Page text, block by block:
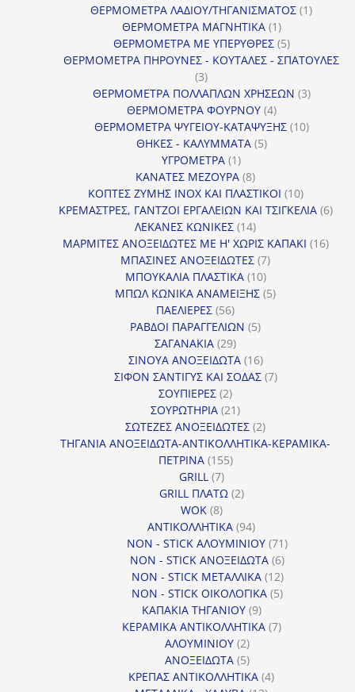
προϊόντα
ΘΕΡΜΟΜΕΤΡΑ ΛΑΔΙΟΥ/ΤΗΓΑΝΙΣΜΑΤΟΣ 11
ΘΕΡΜΟΜΕΤΡΑ ΜΑΓΝΗΤΙΚΑ 11
προϊόν
ΘΕΡΜΟΜΕΤΡΑ ΜΕ ΥΠΕΡΥΘΡΕΣ 55
προϊόντα
ΘΕΡΜΟΜΕΤΡΑ ΠΗΡΟΥΝΕΣ - ΚΟΥΤΑΛΕΣ - ΣΠΑΤΟΥΛΕΣ
33
προϊόντα
ΘΕΡΜΟΜΕΤΡΑ ΠΟΛΛΑΠΛΩΝ ΧΡΗΣΕΩΝ 33
ΘΕΡΜΟΜΕΤΡΑ ΦΟΥΡΝΟΥ 44
προϊόντα
ΘΕΡΜΟΜΕΤΡΑ ΨΥΓΕΙΟΥ-ΚΑΤΑΨΥΞΗΣ 1010
ΘΗΚΕΣ - ΚΑΛΥΜΜΑΤΑ 55
ΥΓΡΟΜΕΤΡΑ 11
προϊόν
ΚΑΝΑΤΕΣ ΜΕΖΟΥΡΑ 88
προϊόντα
ΚΟΠΤΕΣ ΖΥΜΗΣ INOX ΚΑΙ ΠΛΑΣΤΙΚΟΙ 1010
προϊόντα
ΚΡΕΜΑΣΤΡΕΣ, ΓΑΝΤΖΟΙ ΕΡΓΑΛΕΙΩΝ ΚΑΙ ΤΣΙΓΚΕΛΙΑ 66
ΛΕΚΑΝΕΣ ΚΩΝΙΚΕΣ 1414
προϊόντα
ΜΑΡΜΙΤΕΣ ΑΝΟΞΕΙΔΩΤΕΣ ΜΕ Η' ΧΩΡΙΣ ΚΑΠΑΚΙ 1616
ΜΠΑΣΙΝΕΣ ΑΝΟΞΕΙΔΩΤΕΣ 77
ΜΠΟΥΚΑΛΙΑ ΠΛΑΣΤΙΚΑ 1010
προϊόντα
ΜΠΩΛ ΚΩΝΙΚΑ ΑΝΑΜΕΙΞΗΣ 55
ΠΑΕΛΙΕΡΕΣ 5656
προϊόντα
ΡΑΒΔΟΙ ΠΑΡΑΓΓΕΛΙΩΝ 55
ΣΑΓΑΝΑΚΙΑ 2929
προϊόντα
ΣΙΝΟΥΑ ΑΝΟΞΕΙΔΩΤΑ 1616
προϊόντα
ΣΙΦΟΝ ΣΑΝΤΙΓΥΣ ΚΑΙ ΣΟΔΑΣ 77
ΣΟΥΠΙΕΡΕΣ 22
προϊόντα
ΣΟΥΡΩΤΗΡΙΑ 2121
προϊόντα
ΣΩΤΕΖΕΣ ΑΝΟΞΕΙΔΩΤΕΣ 22
προϊόντα
ΤΗΓΑΝΙΑ ΑΝΟΞΕΙΔΩΤΑ-ΑΝΤΙΚΟΛΛΗΤΙΚΑ-ΚΕΡΑΜΙΚΑ-
ΠΕΤΡΙΝΑ 155155
GRILL 77
προϊόντα
GRILL ΠΛΑΤΩ 22
WOK 88
προϊόντα
ΑΝΤΙΚΟΛΛΗΤΙΚΑ 9494
προϊόντα
NON - STICK ΑΛΟΥΜΙΝΙΟΥ 7171
προϊόντα
NON - STICK ΑΝΟΞΕΙΔΩΤΑ 66
προϊόντα
NON - STICK ΜΕΤΑΛΛΙΚΑ 1212
προϊόντα
NON - STICK ΟΙΚΟΛΟΓΙΚΑ 55
ΚΑΠΑΚΙΑ ΤΗΓΑΝΙΟΥ 99
προϊόντα
ΚΕΡΑΜΙΚΑ ΑΝΤΙΚΟΛΛΗΤΙΚΑ 77
ΑΛΟΥΜΙΝΙΟΥ 22
προϊόντα
ΑΝΟΞΕΙΔΩΤΑ 55
προϊόντα
ΚΡΕΠΑΣ ΑΝΤΙΚΟΛΛΗΤΙΚΑ 44